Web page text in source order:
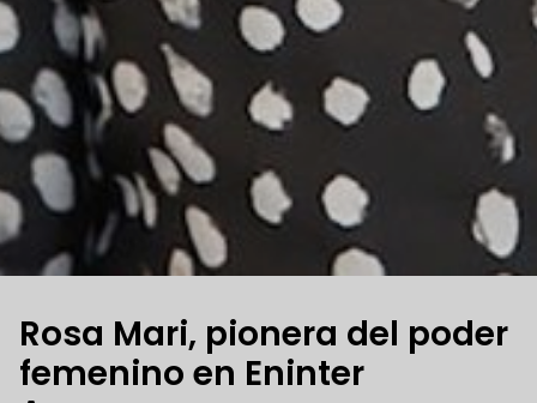
Rosa Mari, pionera del poder
femenino en Eninter